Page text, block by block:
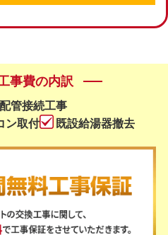
事費の内訳
配管接続工事
ン取付 既設給湯器撤去